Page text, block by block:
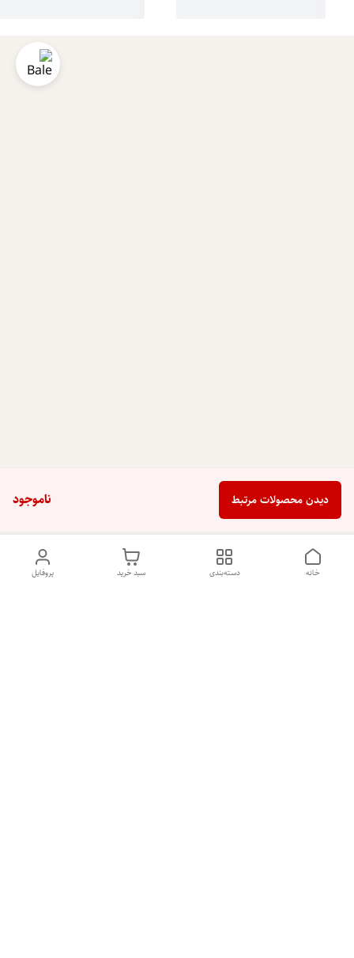
ناموجود دیدن محصولات مرتبط
پروفایل سبد خرید دسته‌بندی خانه